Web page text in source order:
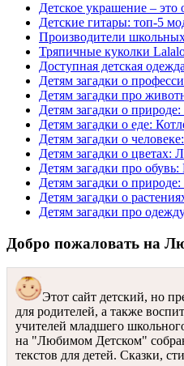
Детское украшение – это
Детские гитары: топ-5
Производители
Тряпичные куколки
Доступная детская одежда
Детям загадки о
Детям загадки про
Детям загадки о природе:
Детям загадки о еде:
Детям загадки о
Детям загадки о цветах:
Детям загадки про
Детям загадки о природе:
Детям загадки о
Детям загадки про
Добро пожаловать на
Этот сайт детский, но
для родителей, а также
учителей младшего
на "Любимом Детском"
текстов для детей. Сказки,